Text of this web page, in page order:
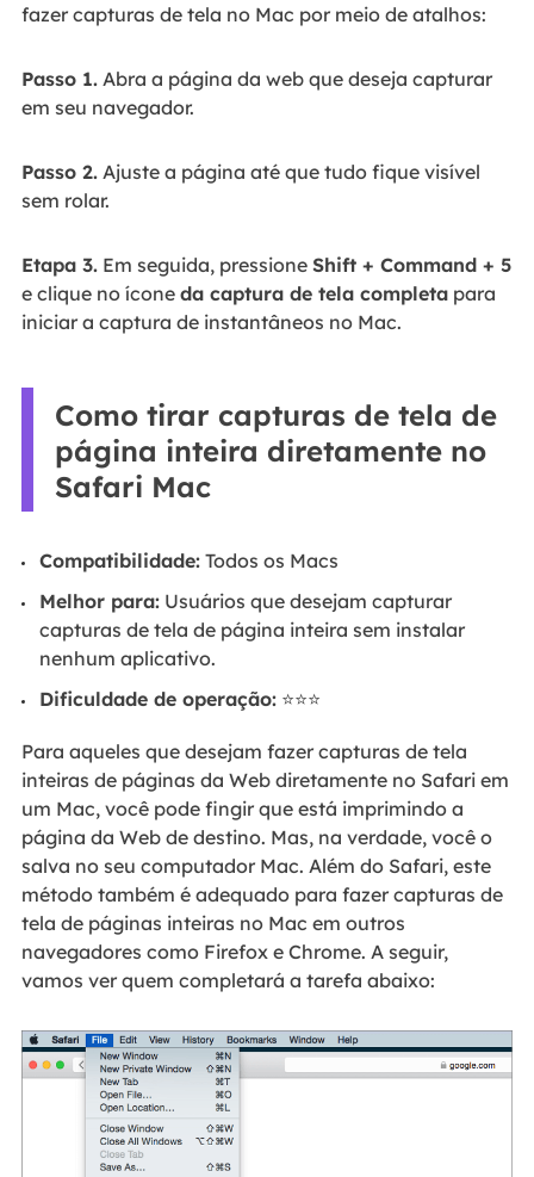
fazer capturas de tela no Mac por meio de atalhos:
Passo 1.Abra a página da web que deseja capturar
em seu navegador.
Passo 2.Ajuste a página até que tudo fique visível
sem rolar.
Etapa 3.Em seguida, pressione Shift + Command + 5
e clique no ícone da captura de tela completapara
iniciar a captura de instantâneos no Mac.
Como tirar capturas de tela de
página inteira diretamente no
Safari Mac
Compatibilidade:Todos os Macs
Melhor para:Usuários que desejam capturar
capturas de tela de página inteira sem instalar
nenhum aplicativo.
Dificuldade de operação:⭐⭐⭐
Para aqueles que desejam fazer capturas de tela
inteiras de páginas da Web diretamente no Safari em
um Mac, você pode fingir que está imprimindo a
página da Web de destino. Mas, na verdade, você o
salva no seu computador Mac. Além do Safari, este
método também é adequado para fazer capturas de
tela de páginas inteiras no Mac em outros
navegadores como Firefox e Chrome. A seguir,
vamos ver quem completará a tarefa abaixo: